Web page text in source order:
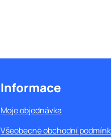
Informace
Moje objednávka
Všeobecné obchodní